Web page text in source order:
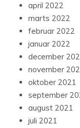
april 2022
marts 2022
februar 2022
januar 2022
december
november
oktober 2021
september
august 2021
juli 2021